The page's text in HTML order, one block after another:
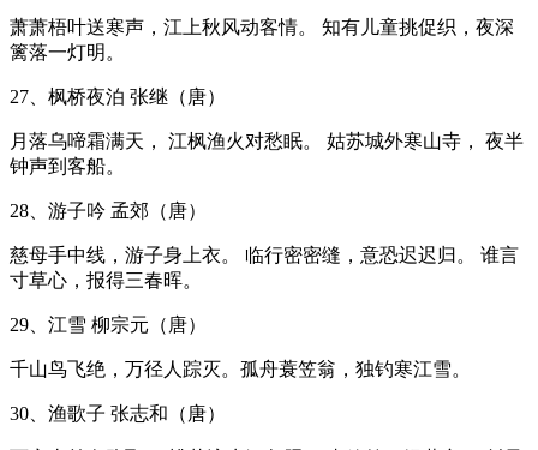
萧萧梧叶送寒声，江上秋风动客情。 知有儿童挑促织，夜深
篱落一灯明。
27、枫桥夜泊 张继（唐）
月落乌啼霜满天， 江枫渔火对愁眠。 姑苏城外寒山寺， 夜半
钟声到客船。
28、游子吟 孟郊（唐）
慈母手中线，游子身上衣。 临行密密缝，意恐迟迟归。 谁言
寸草心，报得三春晖。
29、江雪 柳宗元（唐）
千山鸟飞绝，万径人踪灭。孤舟蓑笠翁，独钓寒江雪。
30、渔歌子 张志和（唐）